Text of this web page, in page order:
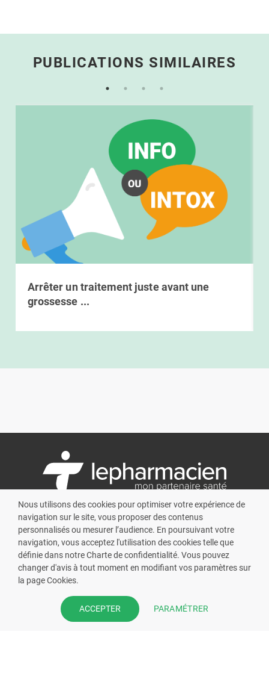
PUBLICATIONS SIMILAIRES
Arrêter un traitement juste avant une
grossesse ...
L’écosystème
À propos
Contact
Mon espace pharmacien
Cadre légal
Mentions légales
Cookies
Application mobile
Nous utilisons des cookies pour optimiser votre expérience de
navigation sur le site, vous proposer des contenus
personnalisés ou mesurer l’audience. En poursuivant votre
navigation, vous acceptez l'utilisation des cookies telle que
définie dans notre Charte de confidentialité. Vous pouvez
changer d'avis à tout moment en modifiant vos paramètres sur
la page Cookies.
ACCEPTER PARAMÉTRER